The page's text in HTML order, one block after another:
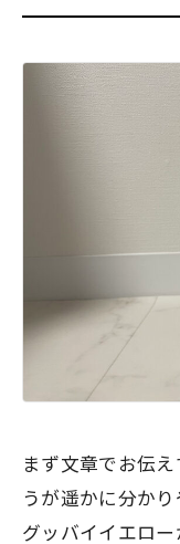
まず文章でお伝
うが遥かに分か
グッバイイエロー